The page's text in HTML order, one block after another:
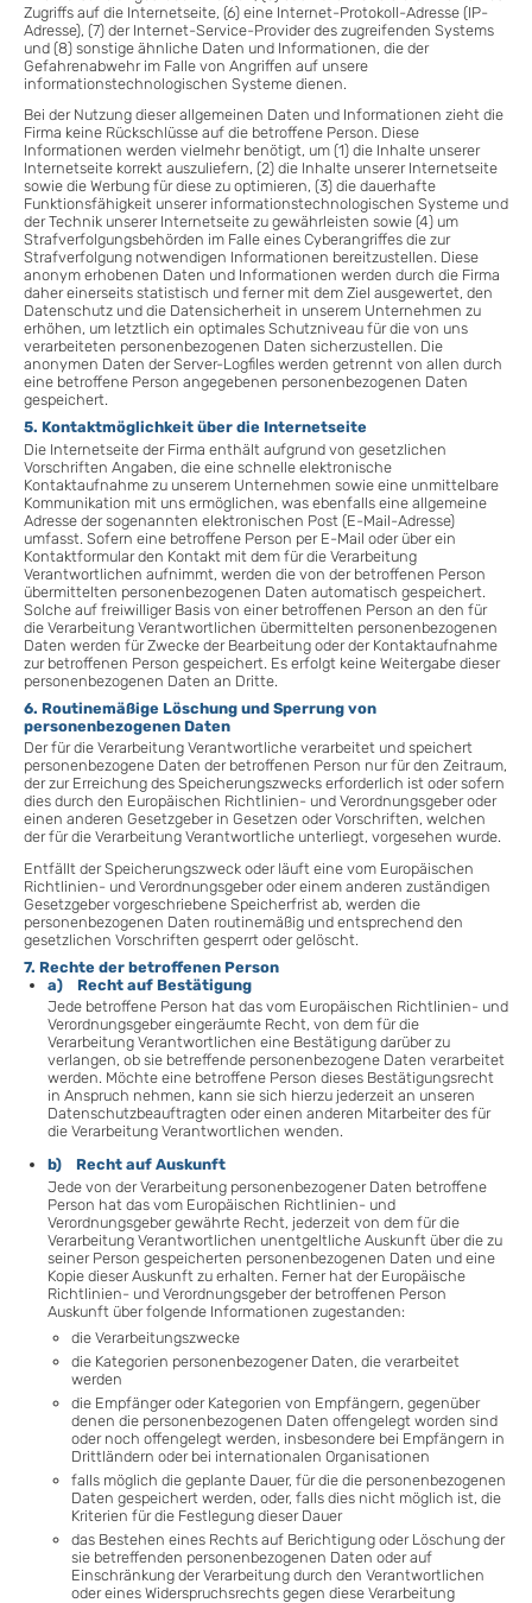
Zugriffs auf die Internetseite, (6) eine Internet-Protokoll-Adresse (IP-
Adresse), (7) der Internet-Service-Provider des zugreifenden Systems
und (8) sonstige ähnliche Daten und Informationen, die der
Gefahrenabwehr im Falle von Angriffen auf unsere
informationstechnologischen Systeme dienen.
Bei der Nutzung dieser allgemeinen Daten und Informationen zieht die
Firma keine Rückschlüsse auf die betroffene Person. Diese
Informationen werden vielmehr benötigt, um (1) die Inhalte unserer
Internetseite korrekt auszuliefern, (2) die Inhalte unserer Internetseite
sowie die Werbung für diese zu optimieren, (3) die dauerhafte
Funktionsfähigkeit unserer informationstechnologischen Systeme und
der Technik unserer Internetseite zu gewährleisten sowie (4) um
Strafverfolgungsbehörden im Falle eines Cyberangriffes die zur
Strafverfolgung notwendigen Informationen bereitzustellen. Diese
anonym erhobenen Daten und Informationen werden durch die Firma
daher einerseits statistisch und ferner mit dem Ziel ausgewertet, den
Datenschutz und die Datensicherheit in unserem Unternehmen zu
erhöhen, um letztlich ein optimales Schutzniveau für die von uns
verarbeiteten personenbezogenen Daten sicherzustellen. Die
anonymen Daten der Server-Logfiles werden getrennt von allen durch
eine betroffene Person angegebenen personenbezogenen Daten
gespeichert.
5. Kontaktmöglichkeit über die Internetseite
Die Internetseite der Firma enthält aufgrund von gesetzlichen
Vorschriften Angaben, die eine schnelle elektronische
Kontaktaufnahme zu unserem Unternehmen sowie eine unmittelbare
Kommunikation mit uns ermöglichen, was ebenfalls eine allgemeine
Adresse der sogenannten elektronischen Post (E-Mail-Adresse)
umfasst. Sofern eine betroffene Person per E-Mail oder über ein
Kontaktformular den Kontakt mit dem für die Verarbeitung
Verantwortlichen aufnimmt, werden die von der betroffenen Person
übermittelten personenbezogenen Daten automatisch gespeichert.
Solche auf freiwilliger Basis von einer betroffenen Person an den für
die Verarbeitung Verantwortlichen übermittelten personenbezogenen
Daten werden für Zwecke der Bearbeitung oder der Kontaktaufnahme
zur betroffenen Person gespeichert. Es erfolgt keine Weitergabe dieser
personenbezogenen Daten an Dritte.
6. Routinemäßige Löschung und Sperrung von
personenbezogenen Daten
Der für die Verarbeitung Verantwortliche verarbeitet und speichert
personenbezogene Daten der betroffenen Person nur für den Zeitraum,
der zur Erreichung des Speicherungszwecks erforderlich ist oder sofern
dies durch den Europäischen Richtlinien- und Verordnungsgeber oder
einen anderen Gesetzgeber in Gesetzen oder Vorschriften, welchen
der für die Verarbeitung Verantwortliche unterliegt, vorgesehen wurde.
Entfällt der Speicherungszweck oder läuft eine vom Europäischen
Richtlinien- und Verordnungsgeber oder einem anderen zuständigen
Gesetzgeber vorgeschriebene Speicherfrist ab, werden die
personenbezogenen Daten routinemäßig und entsprechend den
gesetzlichen Vorschriften gesperrt oder gelöscht.
7. Rechte der betroffenen Person
a) Recht auf Bestätigung
Jede betroffene Person hat das vom Europäischen Richtlinien- und
Verordnungsgeber eingeräumte Recht, von dem für die
Verarbeitung Verantwortlichen eine Bestätigung darüber zu
verlangen, ob sie betreffende personenbezogene Daten verarbeitet
werden. Möchte eine betroffene Person dieses Bestätigungsrecht
in Anspruch nehmen, kann sie sich hierzu jederzeit an unseren
Datenschutzbeauftragten oder einen anderen Mitarbeiter des für
die Verarbeitung Verantwortlichen wenden.
b) Recht auf Auskunft
Jede von der Verarbeitung personenbezogener Daten betroffene
Person hat das vom Europäischen Richtlinien- und
Verordnungsgeber gewährte Recht, jederzeit von dem für die
Verarbeitung Verantwortlichen unentgeltliche Auskunft über die zu
seiner Person gespeicherten personenbezogenen Daten und eine
Kopie dieser Auskunft zu erhalten. Ferner hat der Europäische
Richtlinien- und Verordnungsgeber der betroffenen Person
Auskunft über folgende Informationen zugestanden:
die Verarbeitungszwecke
die Kategorien personenbezogener Daten, die verarbeitet
werden
die Empfänger oder Kategorien von Empfängern, gegenüber
denen die personenbezogenen Daten offengelegt worden sind
oder noch offengelegt werden, insbesondere bei Empfängern in
Drittländern oder bei internationalen Organisationen
falls möglich die geplante Dauer, für die die personenbezogenen
Daten gespeichert werden, oder, falls dies nicht möglich ist, die
Kriterien für die Festlegung dieser Dauer
das Bestehen eines Rechts auf Berichtigung oder Löschung der
sie betreffenden personenbezogenen Daten oder auf
Einschränkung der Verarbeitung durch den Verantwortlichen
oder eines Widerspruchsrechts gegen diese Verarbeitung